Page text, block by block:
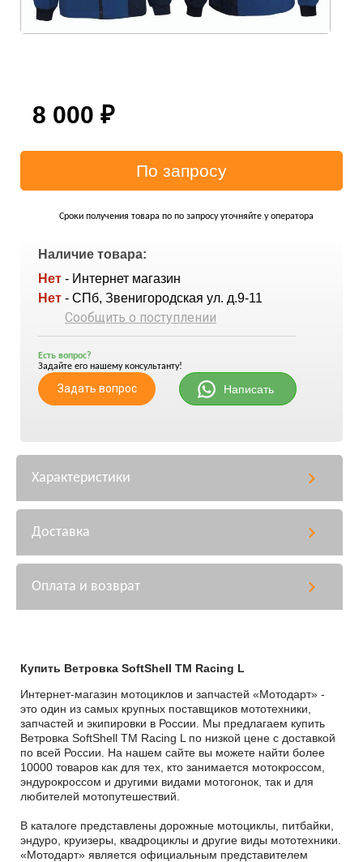
8 000 ₽
Сроки получения товара по по запросу уточняйте у оператора
Наличие товара:
Нет - Интернет магазин
Нет - СПб, Звенигородская ул. д.9-11
Сообщить о поступлении
Есть вопрос?
Задайте его нашему консультанту!
Задать вопрос Написать
Характеристики
Доставка
Оплата и возврат
Купить Ветровка SoftShell TM Racing L
Интернет-магазин мотоциклов и запчастей «Мотодарт» -
это один из самых крупных поставщиков мототехники,
запчастей и экипировки в России. Мы предлагаем купить
Ветровка SoftShell TM Racing L по низкой цене с доставкой
по всей России. На нашем сайте вы можете найти более
10000 товаров как для тех, кто занимается мотокроссом,
эндурокроссом и другими видами мотогонок, так и для
любителей мотопутешествий.
В каталоге представлены дорожные мотоциклы, питбайки,
эндуро, круизеры, квадроциклы и другие виды мототехники.
«Мотодарт» является официальным представителем